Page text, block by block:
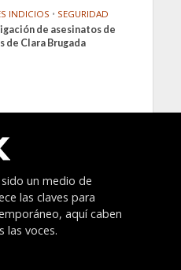
INDICIOS • SEGURIDAD
de asesinatos de
de Clara Brugada
sido un medio de
las claves para
aquí caben
las voces.